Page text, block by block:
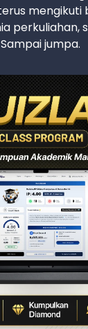
perkuliahan,
jumpa.